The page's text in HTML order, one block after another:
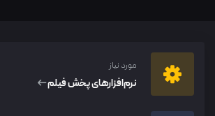
مورد نیاز
نرم‌افزار‌های پخش فیلم